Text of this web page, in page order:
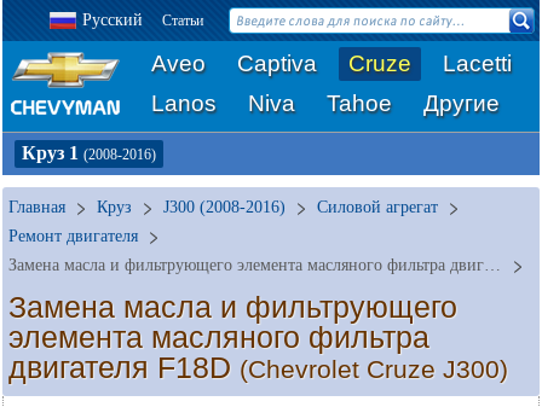
Русский Статьи
Aveo Captiva Cruze
Lacetti
Lanos
Niva Tahoe Другие
Круз 1 (2008-2016)
Главная Круз J300 (2008-2016)
Силовой агрегат
Ремонт двигателя
Замена масла и фильтрующего элемента масляного фильтра двигателя F18D
Замена масла и фильтрующего
элемента масляного фильтра
двигателя F18D (Chevrolet Cruze J300)